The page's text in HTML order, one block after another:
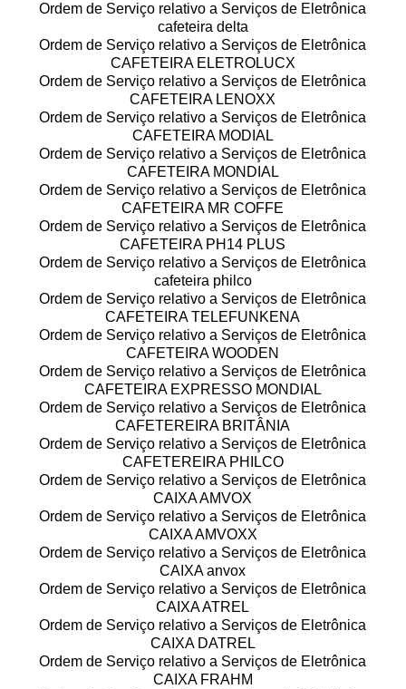
Ordem de Serviço relativo a Serviços de Eletrônica
cafeteira delta
Ordem de Serviço relativo a Serviços de Eletrônica
CAFETEIRA ELETROLUCX
Ordem de Serviço relativo a Serviços de Eletrônica
CAFETEIRA LENOXX
Ordem de Serviço relativo a Serviços de Eletrônica
CAFETEIRA MODIAL
Ordem de Serviço relativo a Serviços de Eletrônica
CAFETEIRA MONDIAL
Ordem de Serviço relativo a Serviços de Eletrônica
CAFETEIRA MR COFFE
Ordem de Serviço relativo a Serviços de Eletrônica
CAFETEIRA PH14 PLUS
Ordem de Serviço relativo a Serviços de Eletrônica
cafeteira philco
Ordem de Serviço relativo a Serviços de Eletrônica
CAFETEIRA TELEFUNKENA
Ordem de Serviço relativo a Serviços de Eletrônica
CAFETEIRA WOODEN
Ordem de Serviço relativo a Serviços de Eletrônica
CAFETEIRA EXPRESSO MONDIAL
Ordem de Serviço relativo a Serviços de Eletrônica
CAFETEREIRA BRITÂNIA
Ordem de Serviço relativo a Serviços de Eletrônica
CAFETEREIRA PHILCO
Ordem de Serviço relativo a Serviços de Eletrônica
CAIXA AMVOX
Ordem de Serviço relativo a Serviços de Eletrônica
CAIXA AMVOXX
Ordem de Serviço relativo a Serviços de Eletrônica
CAIXA anvox
Ordem de Serviço relativo a Serviços de Eletrônica
CAIXA ATREL
Ordem de Serviço relativo a Serviços de Eletrônica
CAIXA DATREL
Ordem de Serviço relativo a Serviços de Eletrônica
CAIXA FRAHM